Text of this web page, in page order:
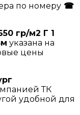
по номеру ☎
гр/м2 Г 1
указана на
цены
ТК
удобной для